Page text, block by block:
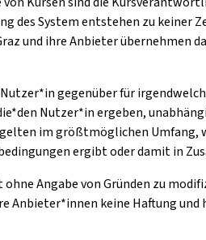
des System entstehen zu keiner
und ihre Anbieter übernehmen
gegenüber für
Nutzer*in ergeben,
im größtmöglichen
ergibt oder damit in
Angabe von Gründen zu
Anbieter*innen keine Haftung